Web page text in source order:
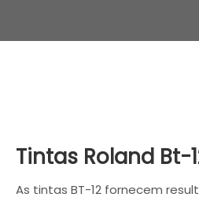
Tintas Roland Bt-
As tintas BT-12 fornecem